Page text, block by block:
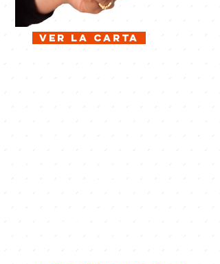
Ver la carta